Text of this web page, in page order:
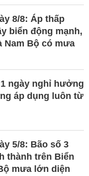
8/8: Áp thấp
biển động mạnh,
Nam Bộ có mưa
ngày nghỉ hưởng
áp dụng luôn từ
5/8: Bão số 3
thành trên Biển
mưa lớn diện